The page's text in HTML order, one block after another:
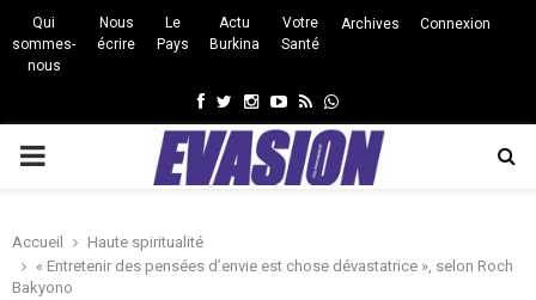
Qui
sommes-
nous
Nous
écrire
Le
Pays
Actu
Burkina
Votre
Santé
Archives Connexion
Facebook
Twitter
Instagram
Youtube
RssWhatsapp
PRIMARY
Accueil
Haute spiritualité
« Entretenir des pensées d’envie est chose dévastatrice », selon Roch
Bakyono